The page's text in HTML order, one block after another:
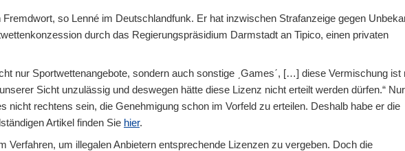
so Lenné im Deutschlandfunk. Er hat inzwischen Strafanzeige gegen
durch das Regierungspräsidium Darmstadt an Tipico, einen privaten
nur Sportwettenangebote, sondern auch sonstige ˏGamesˊ, […] diese Vermischung ist
Sicht unzulässig und deswegen hätte diese Lizenz nicht erteilt werden dürfen.“ Nur
nicht rechtens sein, die Genehmigung schon im Vorfeld zu erteilen. Deshalb habe er die
Artikel finden Sie hier.
Verfahren, um illegalen Anbietern entsprechende Lizenzen zu vergeben. Doch die